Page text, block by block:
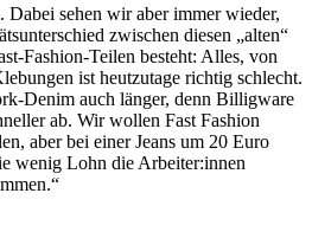
sehen wir aber immer wieder,
zwischen diesen „alten“
Fashion-Teilen besteht: Alles, von
ist heutzutage richtig schlecht.
Denim auch länger, denn Billigware
ab. Wir wollen Fast Fashion
aber bei einer Jeans um 20 Euro
wenig Lohn die Arbeiter:innen